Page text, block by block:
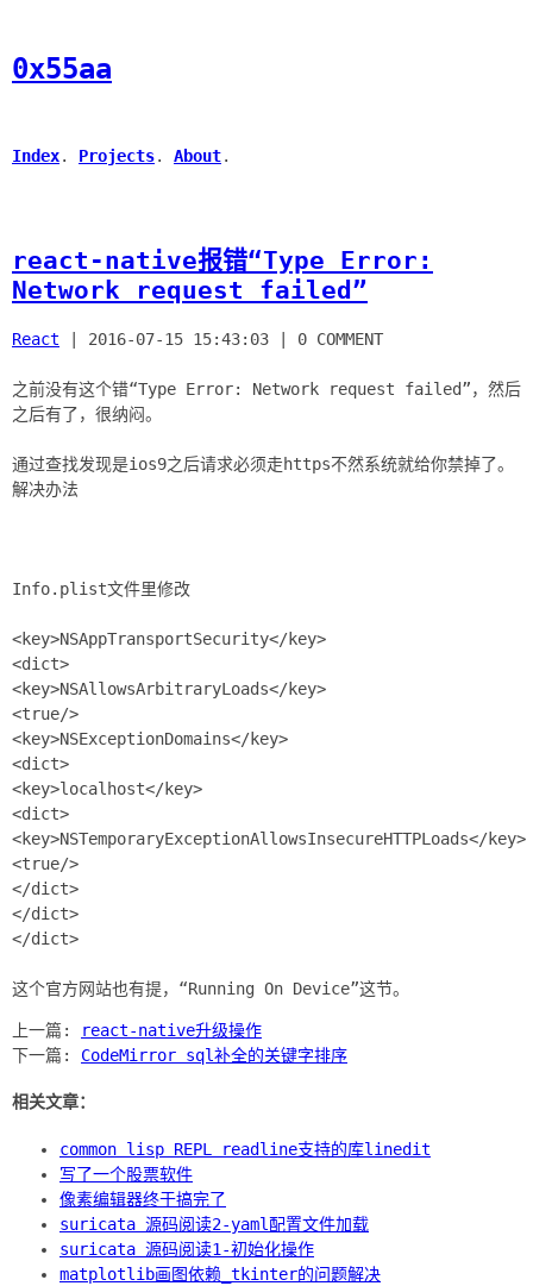
0x55aa
Index. Projects. About.
react-native报错“Type Error:
Network request failed”
React 2016-07-15 15:43:03 0 COMMENT
之前没有这个错“Type Error: Network request failed”，然后
之后有了，很纳闷。
通过查找发现是ios9之后请求必须走https不然系统就给你禁掉了。
解决办法
Info.plist文件里修改
<key>NSAppTransportSecurity</key>
<dict>
<key>NSAllowsArbitraryLoads</key>
<true/>
<key>NSExceptionDomains</key>
<dict>
<key>localhost</key>
<dict>
<key>NSTemporaryExceptionAllowsInsecureHTTPLoads</key>
<true/>
</dict>
</dict>
</dict>
上一篇:
react-native升级操作
下一篇: CodeMirror sql补全的关键字排序
相关文章：
common lisp REPL readline支持的库linedit
写了一个股票软件
像素编辑器终于搞完了
suricata 源码阅读2-yaml配置文件加载
suricata 源码阅读1-初始化操作
matplotlib画图依赖_tkinter的问题解决